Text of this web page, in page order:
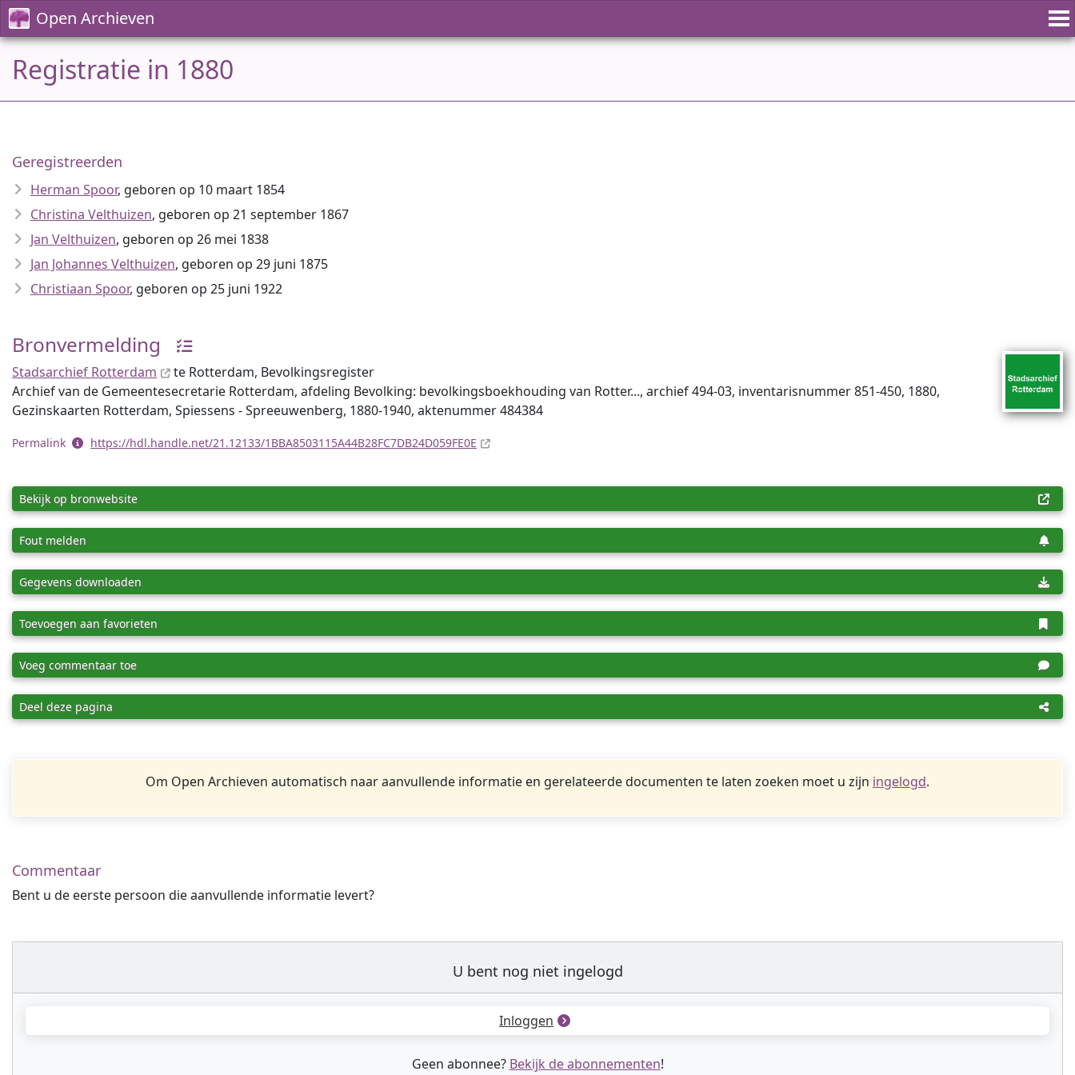
Open Archieven
Registratie in 1880
Geregistreerden
Herman Spoor, geboren op 10 maart 1854
Christina Velthuizen, geboren op 21 september 1867
Jan Velthuizen, geboren op 26 mei 1838
Jan Johannes Velthuizen, geboren op 29 juni 1875
Christiaan Spoor, geboren op 25 juni 1922
Bronvermelding
Stadsarchief Rotterdam
te Rotterdam, Bevolkingsregister
Archief van de Gemeentesecretarie Rotterdam, afdeling Bevolking: bevolkingsboekhouding van Rotter..., archief 494-03, inventaris­num­mer 851-450, 1880,
Gezinskaarten Rotterdam, Spiessens - Spreeuwenberg, 1880-1940, aktenummer 484384
Permalink https://hdl.handle.net/21.12133/1BBA8503115A44B28FC7DB24D059FE0E
Bekijk op bronwebsite
Fout melden
Gegevens downloaden
Toevoegen aan favorieten
Voeg commentaar toe
Deel deze pagina
Om Open Archieven automatisch naar aanvullende informatie en gerelateerde documenten te laten zoeken moet u zijn ingelogd.
Commentaar
Bent u de eerste persoon die aanvullende informatie levert?
U bent nog niet ingelogd
Inloggen
Geen abonnee? Bekijk de abonnementen!